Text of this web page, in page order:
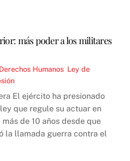
más poder a los militares
Derechos Humanos Ley de
El ejército ha presionado
que regule su actuar en
de 10 años desde que
la llamada guerra contra el